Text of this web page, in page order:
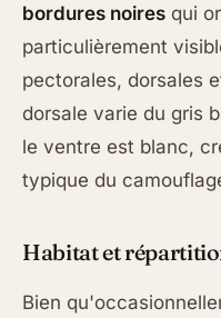
bordures noires qui
particulièrement
pectorales, dorsales
dorsale varie du gris
le ventre est blanc,
typique du
Habitat et
Bien